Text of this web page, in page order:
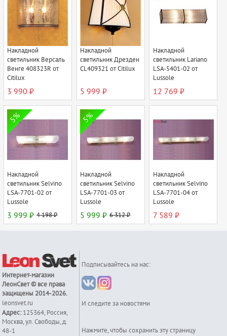
Накладной
светильник Версаль
Венге 408323R от
Citilux
3 990 ₽
Накладной
светильник Дрезден
CL409321 от Citilux
5 999 ₽
Накладной
светильник Lariano
LSA-5401-02 от
Lussole
12 769 ₽
5%
Накладной
светильник Selvino
LSA-7701-02 от
Lussole
3 999 ₽ 4 198 ₽
5%
Накладной
светильник Selvino
LSA-7701-03 от
Lussole
5 999 ₽ 6 312 ₽
Накладной
светильник Selvino
LSA-7701-04 от
Lussole
7 589 ₽
Интернет-магазин
ЛеонСвет© все права
защищены 2014-2026.
leonsvet.ru
Адрес: 125364,Россия,
Москва,ул. Свободы, д.
48-1
Подписывайтесь на нас:
И следите за новостями
Нажмите, чтобы сохранить эту страницу